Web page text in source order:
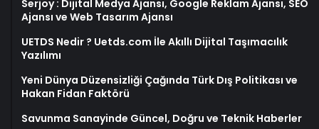
Serjoy : Dijital Medya Ajansı, Google Reklam Ajansı, SEO
Ajansı ve Web Tasarım Ajansı
UETDS Nedir ? Uetds.com İle Akıllı Dijital Taşımacılık
Yazılımı
Yeni Dünya Düzensizliği Çağında Türk Dış Politikası ve
Hakan Fidan Faktörü
Savunma Sanayinde Güncel, Doğru ve Teknik Haberler